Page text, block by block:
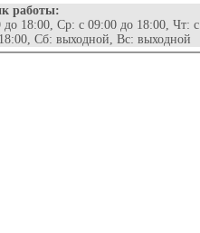
работы:
18:00, Ср: с 09:00 до 18:00, Чт: с
Сб: выходной, Вс: выходной